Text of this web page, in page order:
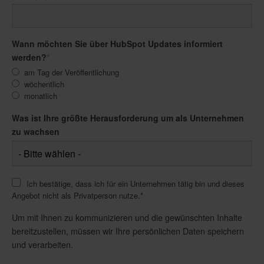
Wann möchten Sie über HubSpot Updates informiert
werden?*
am Tag der Veröffentlichung
wöchentlich
monatlich
Was ist Ihre größte Herausforderung um als Unternehmen
zu wachsen
Ich bestätige, dass ich für ein Unternehmen tätig bin und dieses
Angebot nicht als Privatperson nutze.*
Um mit Ihnen zu kommunizieren und die gewünschten Inhalte
bereitzustellen, müssen wir Ihre persönlichen Daten speichern
und verarbeiten.